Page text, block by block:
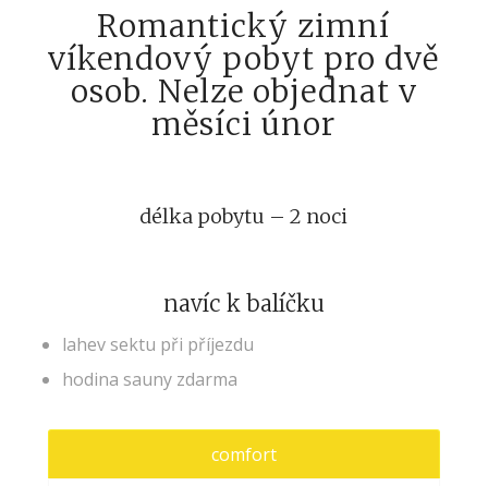
Romantický zimní
víkendový pobyt pro dvě
osob. Nelze objednat v
měsíci únor
délka pobytu – 2 noci
navíc k balíčku
lahev sektu při příjezdu
hodina sauny zdarma
comfort